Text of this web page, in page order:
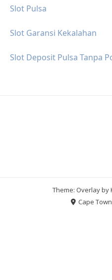
Slot Pulsa
Slot Garansi Kekalahan
Slot Deposit Pulsa Tanpa
Theme: Overlay by
Cape